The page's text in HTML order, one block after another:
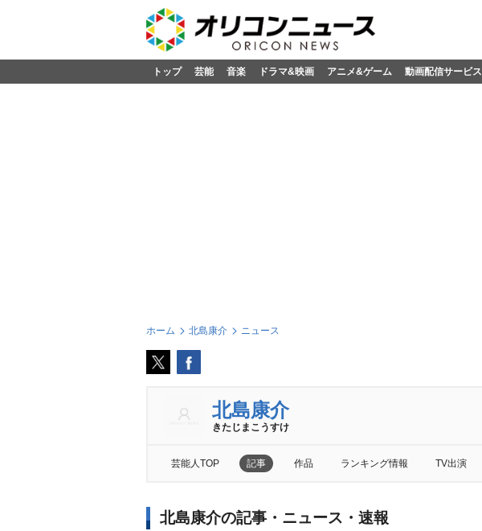
トップ 芸能 音楽 ドラマ&映画 アニメ&ゲーム 動画配信サービス
ホーム 北島康介 ニュース
北島康介
きたじまこうすけ
芸能人TOP 記事 作品 ランキング情報 TV出演
北島康介の記事・ニュース・速報